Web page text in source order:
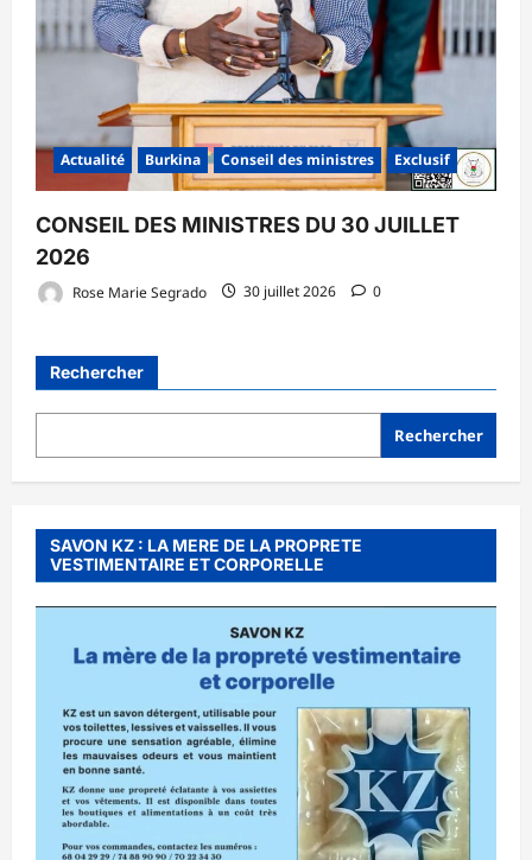
Actualité Burkina Conseil des ministres Exclusif
CONSEIL DES MINISTRES DU 30 JUILLET
2026
Rose Marie Segrado 30 juillet 2026 0
Rechercher
Rechercher
SAVON KZ : LA MERE DE LA PROPRETE
VESTIMENTAIRE ET CORPORELLE